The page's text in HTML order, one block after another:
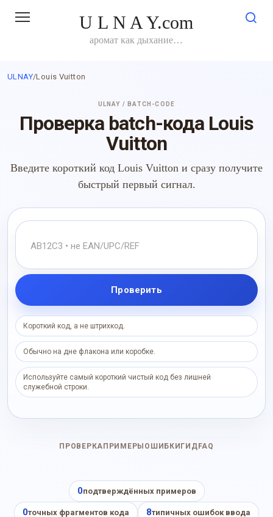
U L N A Y.com
аромат как дыхание…
ULNAY/Louis Vuitton
ULNAY / BATCH-CODE
Проверка batch-кода Louis
Vuitton
Введите короткий код Louis Vuitton и сразу получите
быстрый первый сигнал.
Проверить
Короткий код, а не штрихкод.
Обычно на дне флакона или коробке.
Используйте самый короткий чистый код без лишней
служебной строки.
ПРОВЕРКА ПРИМЕРЫ ОШИБКИ ГИД FAQ
0подтверждённых примеров
0точных фрагментов кода 8типичных ошибок ввода